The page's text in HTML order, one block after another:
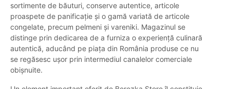
sortimente de băuturi, conserve autentice, articole
proaspete de panificație și o gamă variată de articole
congelate, precum pelmeni și vareniki. Magazinul se
distinge prin dedicarea de a furniza o experiență culinară
autentică, aducând pe piața din România produse ce nu
se regăsesc ușor prin intermediul canalelor comerciale
obișnuite.